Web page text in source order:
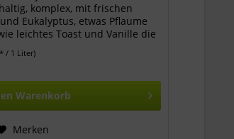
komplex, mit frischen
Eukalyptus, etwas Pflaume
leichtes Toast und Vanille die
Mund ist frisch, mit...
/ 1 Liter)
Warenkorb
Merken